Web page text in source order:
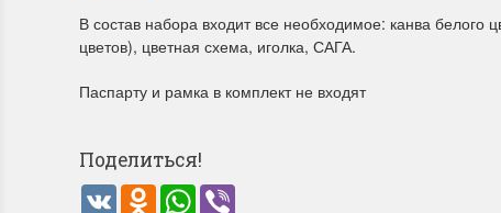
Dimensions 35231 Willow
В состав набора входит все необходимое: канва
цветов), цветная схема, иголка, САГА.
Паспарту и рамка в комплект не входят
Поделиться!
VK Odnoklassniki
WhatsApp